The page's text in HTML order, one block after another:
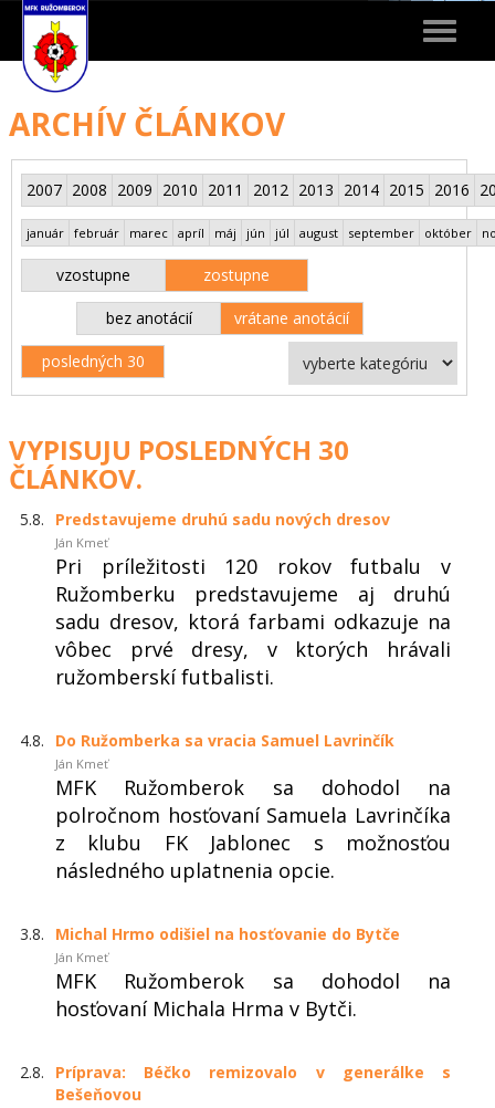
Toggle
ARCHÍV ČLÁNKOV
2007 2008 2009 2010 2011 2012 2013 2014 2015 2016
január február marec apríl máj jún júl august september október
vzostupne zostupne
bez anotácií vrátane anotácií
posledných 30
VYPISUJU POSLEDNÝCH 30
ČLÁNKOV.
5.8. Predstavujeme druhú sadu nových dresov
Ján Kmeť
Pri príležitosti 120 rokov futbalu v
Ružomberku predstavujeme aj druhú
sadu dresov, ktorá farbami odkazuje na
vôbec prvé dresy, v ktorých hrávali
ružomberskí futbalisti.
4.8. Do Ružomberka sa vracia Samuel Lavrinčík
Ján Kmeť
MFK Ružomberok sa dohodol na
polročnom hosťovaní Samuela Lavrinčíka
z klubu FK Jablonec s možnosťou
následného uplatnenia opcie.
3.8. Michal Hrmo odišiel na hosťovanie do Bytče
Ján Kmeť
MFK Ružomberok sa dohodol na
hosťovaní Michala Hrma v Bytči.
2.8.
Príprava: Béčko remizovalo v generálke s
Bešeňovou